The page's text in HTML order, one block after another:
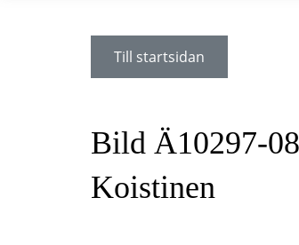
Till startsidan
Bild Ä10297-
Koistinen